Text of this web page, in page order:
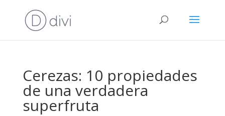
Cerezas: 10 propiedades
de una verdadera
superfruta